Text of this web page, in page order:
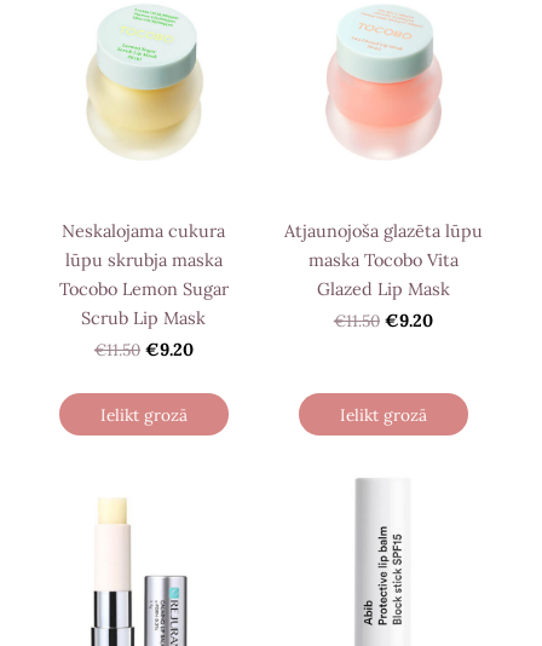
Neskalojama cukura
lūpu skrubja maska
Tocobo Lemon Sugar
Scrub Lip Mask
€11.50 €9.20
Ielikt grozā
Atjaunojoša glazēta lūpu
maska Tocobo Vita
Glazed Lip Mask
€11.50 €9.20
Ielikt grozā